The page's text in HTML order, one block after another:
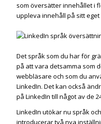
som översätter innehållet i
uppleva innehåll på sitt
Det språk som du har för
på att vara detsamma som
webbläsare och som du
LinkedIn. Det kan också
på LinkedIn till något av de
LinkedIn utökar nu språk
introducerar två nya